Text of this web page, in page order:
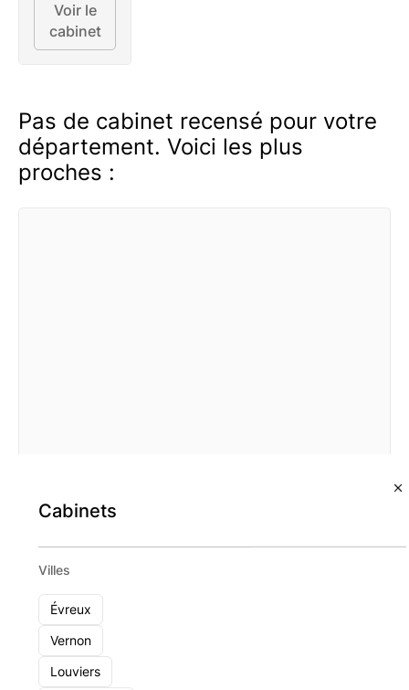
Cabinets
Villes
Évreux
Vernon
Louviers
Voir le
cabinet
Pas de cabinet recensé pour votre
département. Voici les plus
proches :
Acteur Invest
Caen